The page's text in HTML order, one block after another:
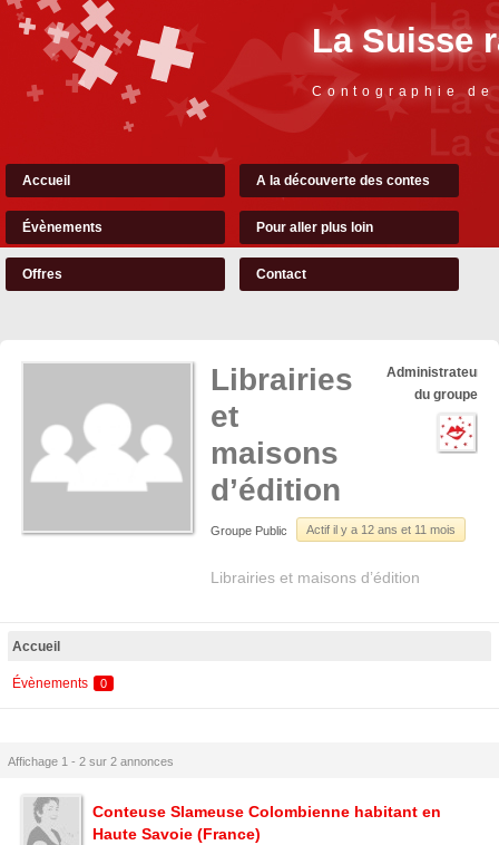
La Suisse
Contographie
Accueil A la découverte des contes
Évènements Pour aller plus loin
Offres Contact
Administrateurs
du groupe
Librairies
et
maisons
d’édition
Groupe Public Actif il y a 12 ans et 11 mois
Librairies et maisons d’édition
Accueil
Évènements 0
Affichage 1 - 2 sur 2 annonces
Conteuse Slameuse Colombienne habitant en
Haute Savoie (France)